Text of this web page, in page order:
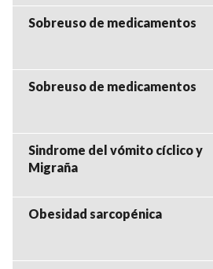
Sobreuso de medicamentos
Sobreuso de medicamentos
Sindrome del vómito cíclico y
Migraña
Obesidad sarcopénica